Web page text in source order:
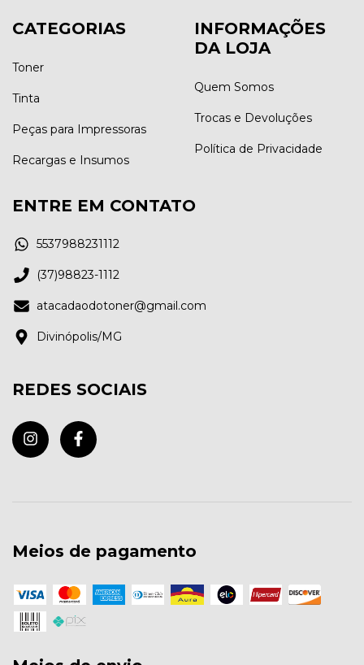
CATEGORIAS
Toner
Tinta
Peças para Impressoras
Recargas e Insumos
INFORMAÇÕES
DA LOJA
Quem Somos
Trocas e Devoluções
Política de Privacidade
ENTRE EM CONTATO
5537988231112
(37)98823-1112
atacadaodotoner@gmail.com
Divinópolis/MG
REDES SOCIAIS
Meios de pagamento